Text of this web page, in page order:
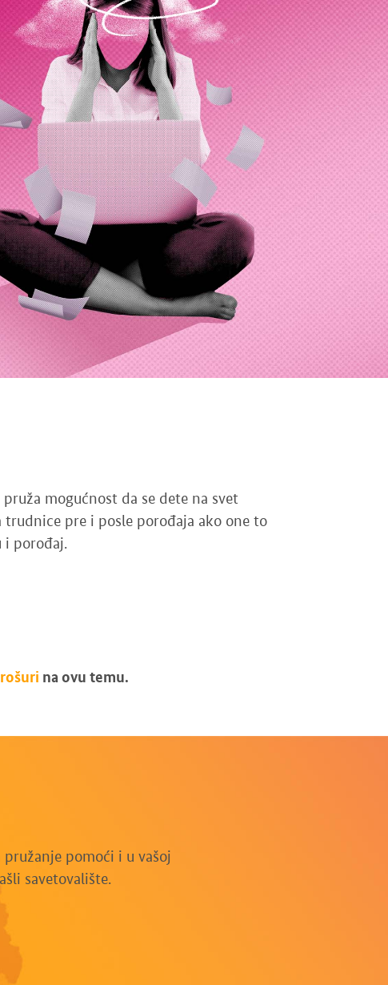
mogućnost da se dete na svet
pre i posle porođaja ako one to
i porođaj.
na ovu temu.
pomoći i u vašoj
savetovalište.